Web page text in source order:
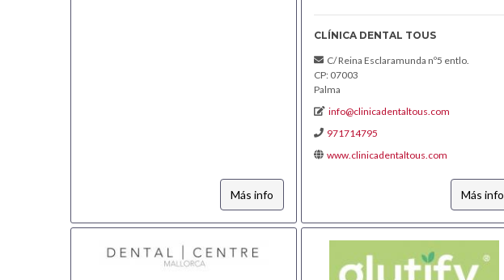
Más info
CLÍNICA DENTAL TOUS
C/ Reina Esclaramunda nº5 entlo.
CP: 07003
Palma
info@clinicadentaltous.com
971714795
www.clinicadentaltous.com
Más info